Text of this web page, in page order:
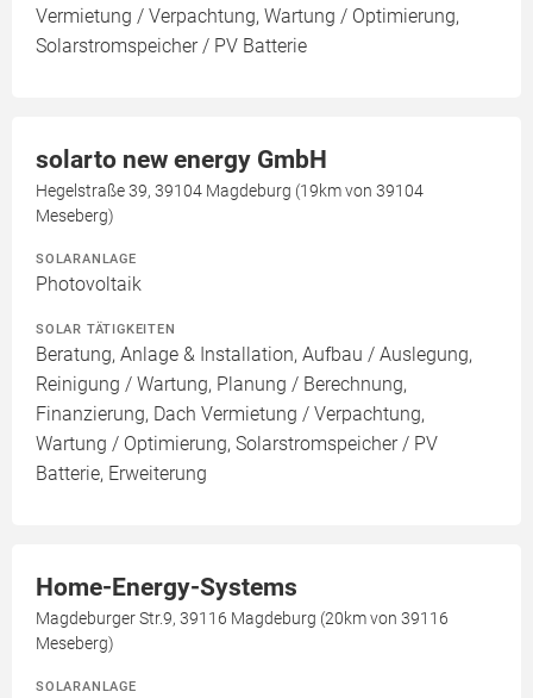
Vermietung / Verpachtung, Wartung / Optimierung,
Solarstromspeicher / PV Batterie
solarto new energy GmbH
Hegelstraße 39, 39104 Magdeburg (19km von 39104
Meseberg)
SOLARANLAGE
Photovoltaik
SOLAR TÄTIGKEITEN
Beratung, Anlage & Installation, Aufbau / Auslegung,
Reinigung / Wartung, Planung / Berechnung,
Finanzierung, Dach Vermietung / Verpachtung,
Wartung / Optimierung, Solarstromspeicher / PV
Batterie, Erweiterung
Home-Energy-Systems
Magdeburger Str.9, 39116 Magdeburg (20km von 39116
Meseberg)
SOLARANLAGE